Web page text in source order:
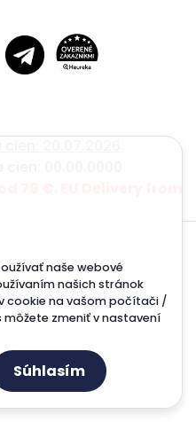
naše webové
našich stránok
cookie na vašom počítači /
zmeniť v nastavení
Súhlasím
20.07.2026
00.00.0000
79 €. EU Delivery from